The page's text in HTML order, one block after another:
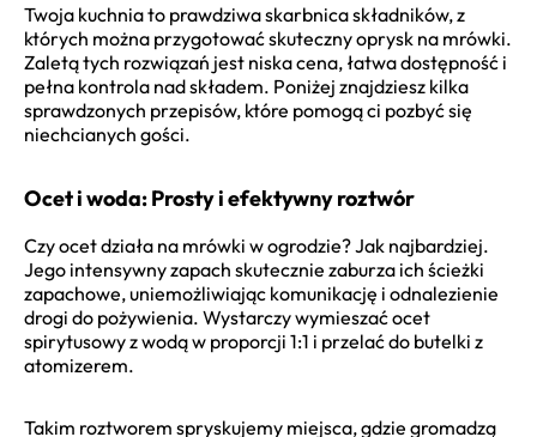
Twoja kuchnia to prawdziwa skarbnica składników, z
których można przygotować skuteczny oprysk na mrówki.
Zaletą tych rozwiązań jest niska cena, łatwa dostępność i
pełna kontrola nad składem. Poniżej znajdziesz kilka
sprawdzonych przepisów, które pomogą ci pozbyć się
niechcianych gości.
Ocet i woda: Prosty i efektywny roztwór
Czy ocet działa na mrówki w ogrodzie? Jak najbardziej.
Jego intensywny zapach skutecznie zaburza ich ścieżki
zapachowe, uniemożliwiając komunikację i odnalezienie
drogi do pożywienia. Wystarczy wymieszać ocet
spirytusowy z wodą w proporcji 1:1 i przelać do butelki z
atomizerem.
Takim roztworem spryskujemy miejsca, gdzie gromadzą